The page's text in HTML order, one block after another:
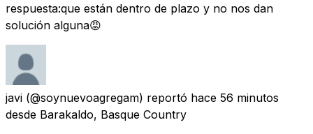
respuesta:que están dentro de plazo y no nos dan
solución alguna😡
javi (@soynuevoagregam) reportó hace 56 minutos
desde Barakaldo, Basque Country